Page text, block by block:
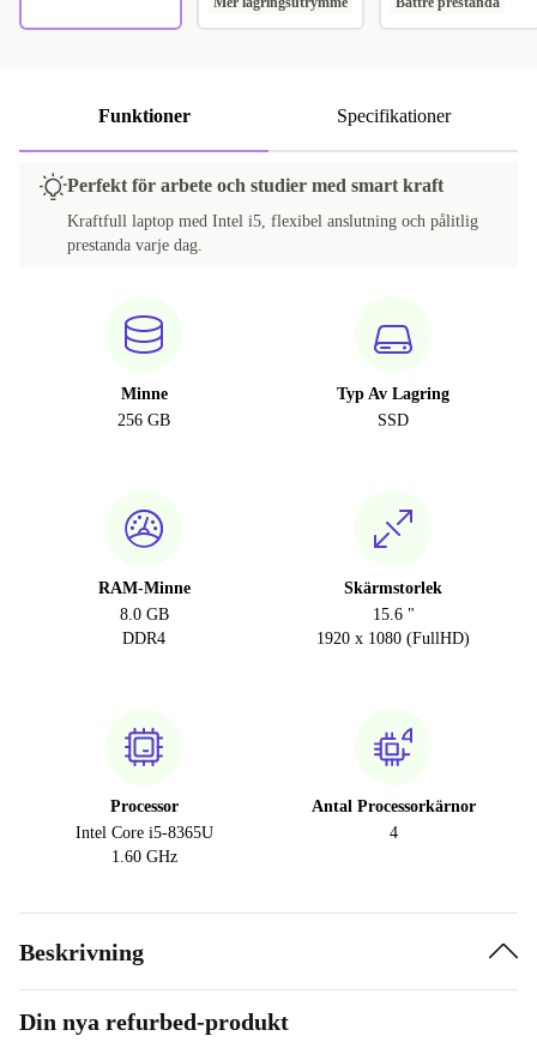
Funktioner Specifikationer
Perfekt för arbete och studier med smart kraft
Kraftfull laptop med Intel i5, flexibel anslutning och pålitlig
prestanda varje dag.
Minne
256 GB
Typ Av Lagring
SSD
RAM-Minne
8.0 GB
DDR4
Skärmstorlek
15.6 "
1920 x 1080 (FullHD)
Processor
Intel Core i5-8365U
1.60 GHz
Antal Processorkärnor
4
Beskrivning
Din nya refurbed-produkt